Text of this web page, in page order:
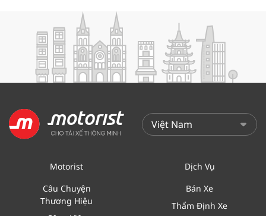
Motorist
Câu Chuyện
Thương Hiệu
Dịch Vụ
Bán Xe
Thẩm Định Xe